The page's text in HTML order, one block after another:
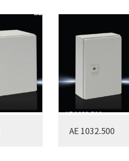
AE 1032.500